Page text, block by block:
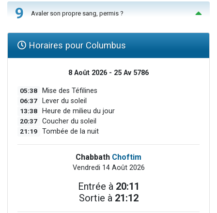
9 Avaler son propre sang, permis ?
Horaires pour Columbus
8 Août 2026 - 25 Av 5786
05:38 Mise des Téfilines
06:37 Lever du soleil
13:38 Heure de milieu du jour
20:37 Coucher du soleil
21:19 Tombée de la nuit
Chabbath Choftim
Vendredi 14 Août 2026
Entrée à 20:11
Sortie à 21:12